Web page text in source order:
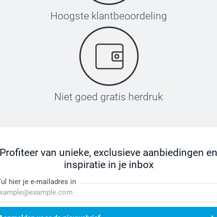
Hoogste klantbeoordeling
Niet goed gratis herdruk
Profiteer van unieke, exclusieve aanbiedingen en
inspiratie in je inbox
hier je e-mailadres in